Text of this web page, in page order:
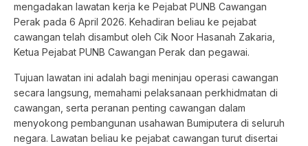
mengadakan lawatan kerja ke Pejabat PUNB Cawangan
Perak pada 6 April 2026. Kehadiran beliau ke pejabat
cawangan telah disambut oleh Cik Noor Hasanah Zakaria,
Ketua Pejabat PUNB Cawangan Perak dan pegawai.
Tujuan lawatan ini adalah bagi meninjau operasi cawangan
secara langsung, memahami pelaksanaan perkhidmatan di
cawangan, serta peranan penting cawangan dalam
menyokong pembangunan usahawan Bumiputera di seluruh
negara. Lawatan beliau ke pejabat cawangan turut disertai